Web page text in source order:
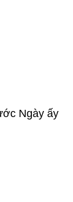
Ngày ấy